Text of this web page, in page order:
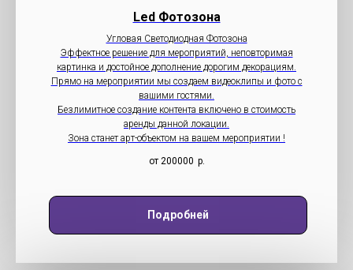
Led Фотозона
Угловая Светодиодная Фотозона
Эффектное решение для мероприятий, неповторимая
картинка и достойное дополнение дорогим декорациям.
Прямо на мероприятии мы создаем видеоклипы и фото с
вашими гостями.
Безлимитное создание контента включено в стоимость
аренды данной локации.
Зона станет арт-объектом на вашем мероприятии !
от 200000 р.
Подробней